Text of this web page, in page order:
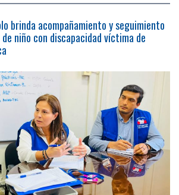
brinda acompañamiento y seguimiento
niño con discapacidad víctima de